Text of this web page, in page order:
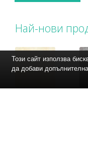
Най-нови
Този сайт използва
да добави